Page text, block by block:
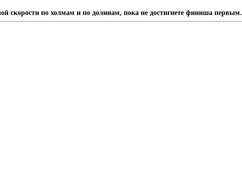
скорости по холмам и по долинам, пока не достигнете финиша первым.